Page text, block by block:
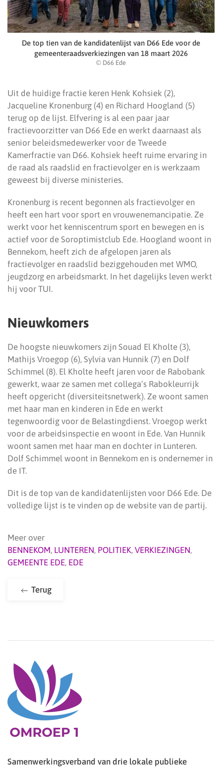
De top tien van de kandidatenlijst van D66 Ede voor de
gemeenteraadsverkiezingen van 18 maart 2026
© D66 Ede
Uit de huidige fractie keren Henk Kohsiek (2),
Jacqueline Kronenburg (4) en Richard Hoogland (5)
terug op de lijst. Elfvering is al een paar jaar
fractievoorzitter van D66 Ede en werkt daarnaast als
senior beleidsmedewerker voor de Tweede
Kamerfractie van D66. Kohsiek heeft ruime ervaring in
de raad als raadslid en fractievolger en is werkzaam
geweest bij diverse ministeries.
Kronenburg is recent begonnen als fractievolger en
heeft een hart voor sport en vrouwenemancipatie. Ze
werkt voor het kenniscentrum sport en bewegen en is
actief voor de Soroptimistclub Ede. Hoogland woont in
Bennekom, heeft zich de afgelopen jaren als
fractievolger en raadslid beziggehouden met WMO,
jeugdzorg en arbeidsmarkt. In het dagelijks leven werkt
hij voor TUI.
Nieuwkomers
De hoogste nieuwkomers zijn Souad El Kholte (3),
Mathijs Vroegop (6), Sylvia van Hunnik (7) en Dolf
Schimmel (8). El Kholte heeft jaren voor de Rabobank
gewerkt, waar ze samen met collega’s Rabokleurrijk
heeft opgericht (diversiteitsnetwerk). Ze woont samen
met haar man en kinderen in Ede en werkt
tegenwoordig voor de Belastingdienst. Vroegop werkt
voor de arbeidsinspectie en woont in Ede. Van Hunnik
woont samen met haar man en dochter in Lunteren.
Dolf Schimmel woont in Bennekom en is ondernemer in
de IT.
Dit is de top van de kandidatenlijsten voor D66 Ede. De
volledige lijst is te vinden op de website van de partij.
Meer over
BENNEKOM, LUNTEREN, POLITIEK, VERKIEZINGEN,
GEMEENTE EDE, EDE
Terug
Samenwerkingsverband van drie lokale publieke